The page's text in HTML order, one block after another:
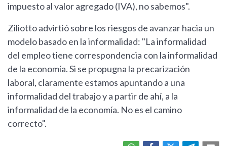
impuesto al valor agregado (IVA), no sabemos".
Ziliotto advirtió sobre los riesgos de avanzar hacia un
modelo basado en la informalidad: "La informalidad
del empleo tiene correspondencia con la informalidad
de la economía. Si se propugna la precarización
laboral, claramente estamos apuntando a una
informalidad del trabajo y a partir de ahí, a la
informalidad de la economía. No es el camino
correcto".